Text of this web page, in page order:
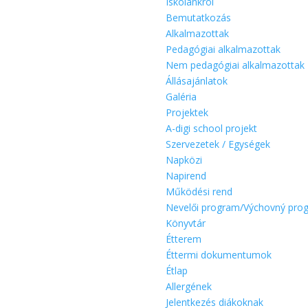
Bemutatkozás
Alkalmazottak
Pedagógiai alkalmazottak
Nem pedagógiai alkalmazottak
Állásajánlatok
Galéria
Projektek
A-digi school projekt
Szervezetek / Egységek
Napközi
Napirend
Működési rend
Nevelői program/Výchovný
Könyvtár
Étterem
Éttermi dokumentumok
Étlap
Allergének
Jelentkezés diákoknak